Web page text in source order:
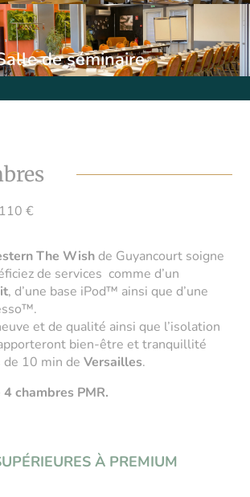
de séminaire
€
The Wish de Guyancourt soigne
de services comme d’un
, d’une base iPod™ ainsi que d’une
et de qualité ainsi que l’isolation
bien-être et tranquillité
de 10 min deVersailles.
chambres PMR.
À PREMIUM